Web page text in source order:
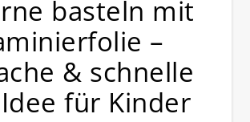
basteln mit
–
& schnelle
Idee für Kinder